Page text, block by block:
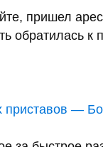
пришел
обратилась к
приставов —